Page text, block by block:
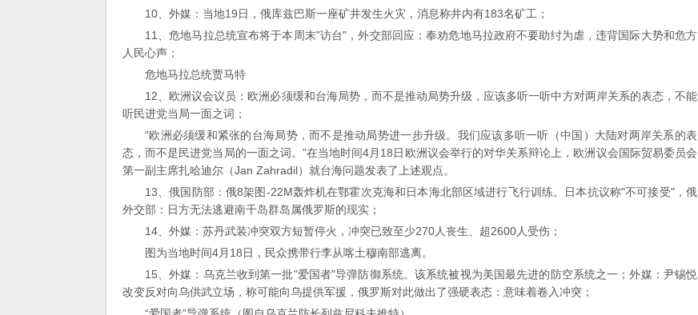
10、外媒：当地19日，俄库兹巴斯一座矿井发生火灾，消息称井内有183名矿工；
11、危地马拉总统宣布将于本周末"访台"，外交部回应：奉劝危地马拉政府不要助纣为虐，违背国际大势和危方
人民心声；
危地马拉总统贾马特
12、欧洲议会议员：欧洲必须缓和台海局势，而不是推动局势升级，应该多听一听中方对两岸关系的表态，不能
听民进党当局一面之词；
“欧洲必须缓和紧张的台海局势，而不是推动局势进一步升级。我们应该多听一听（中国）大陆对两岸关系的表
态，而不是民进党当局的一面之词。”在当地时间4月18日欧洲议会举行的对华关系辩论上，欧洲议会国际贸易委员会
第一副主席扎哈迪尔（Jan Zahradil）就台海问题发表了上述观点。
13、俄国防部：俄8架图-22M轰炸机在鄂霍次克海和日本海北部区域进行飞行训练。日本抗议称"不可接受"，俄
外交部：日方无法逃避南千岛群岛属俄罗斯的现实；
14、外媒：苏丹武装冲突双方短暂停火，冲突已致至少270人丧生、超2600人受伤；
图为当地时间4月18日，民众携带行李从喀土穆南部逃离。
15、外媒：乌克兰收到第一批"爱国者"导弹防御系统。该系统被视为美国最先进的防空系统之一；外媒：尹锡悦
改变反对向乌供武立场，称可能向乌提供军援，俄罗斯对此做出了强硬表态：意味着卷入冲突；